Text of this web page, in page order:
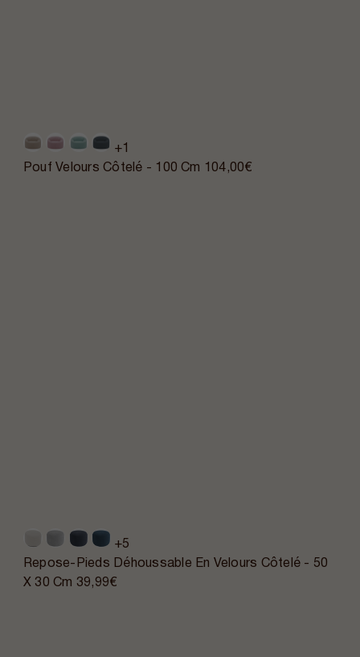
+1
Pouf Velours Côtelé - 100 Cm
104,00€
+5
Repose-Pieds Déhoussable En Velours Côtelé - 50
X 30 Cm 39,99€